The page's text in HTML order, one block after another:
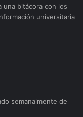
una bitácora con los
universitaria
semanalmente de